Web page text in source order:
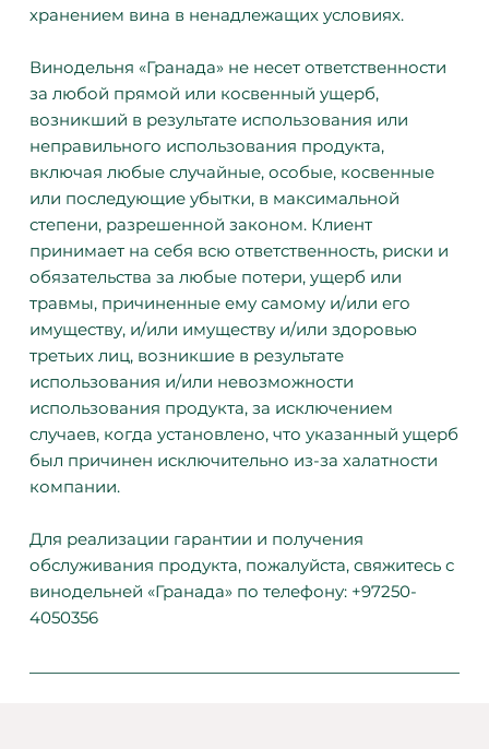
хранением вина в ненадлежащих условиях.
Винодельня «Гранада» не несет ответственности
за любой прямой или косвенный ущерб,
возникший в результате использования или
неправильного использования продукта,
включая любые случайные, особые, косвенные
или последующие убытки, в максимальной
степени, разрешенной законом. Клиент
принимает на себя всю ответственность, риски и
обязательства за любые потери, ущерб или
травмы, причиненные ему самому и/или его
имуществу, и/или имуществу и/или здоровью
третьих лиц, возникшие в результате
использования и/или невозможности
использования продукта, за исключением
случаев, когда установлено, что указанный ущерб
был причинен исключительно из-за халатности
компании.
Для реализации гарантии и получения
обслуживания продукта, пожалуйста, свяжитесь с
винодельней «Гранада» по телефону: +97250-
4050356